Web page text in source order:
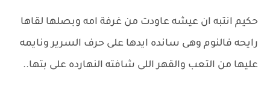
حكيم انتبه ان عيشه عاودت من غرفة امه وبصلها لقاها
رايحه فالنوم وهى سانده ايدها على حرف السرير ونايمه
عليها من التعب والقهر اللى شافته النهارده على بتها..